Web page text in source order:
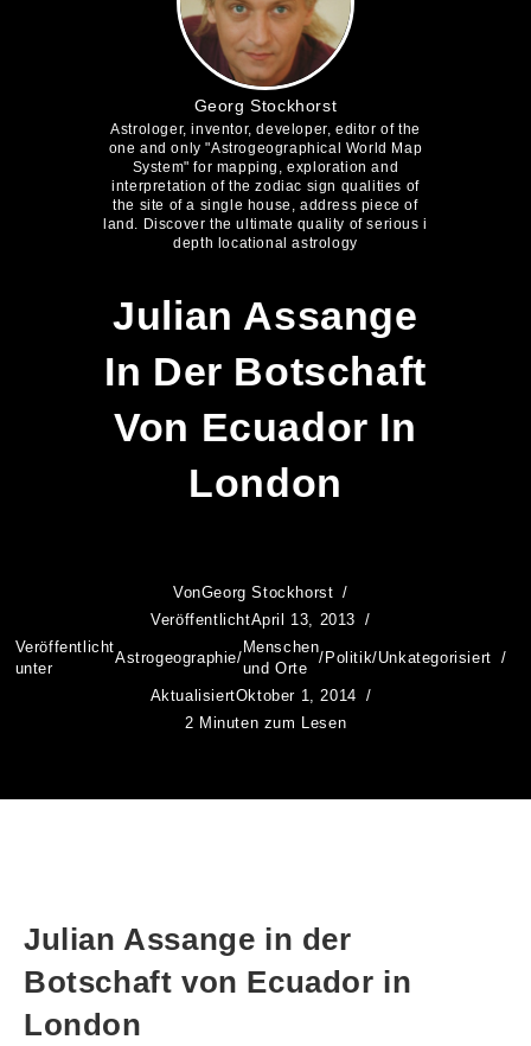
Georg Stockhorst
Astrologer, inventor, developer, editor of the
one and only "Astrogeographical World Map
System" for mapping, exploration and
interpretation of the zodiac sign qualities of
the site of a single house, address piece of
land. Discover the ultimate quality of serious i
depth locational astrology
Julian Assange
In Der Botschaft
Von Ecuador In
London
VonGeorg Stockhorst
VeröffentlichtApril 13, 2013
Veröffentlicht
unter
Astrogeographie/
Menschen
und Orte
/Politik/Unkategorisiert
AktualisiertOktober 1, 2014
2 Minuten zum Lesen
Julian Assange in der
Botschaft von Ecuador in
London